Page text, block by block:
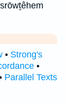
• Strong's
•
Parallel Texts